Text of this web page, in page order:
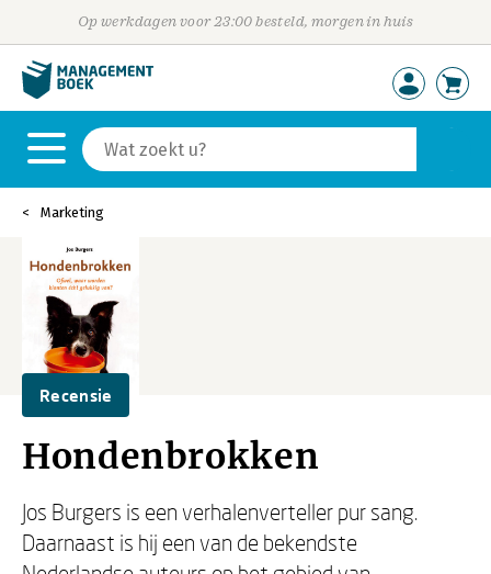
Op werkdagen voor 23:00 besteld, morgen in huis
Marketing
Recensie
Hondenbrokken
Jos Burgers is een verhalenverteller pur sang.
Daarnaast is hij een van de bekendste